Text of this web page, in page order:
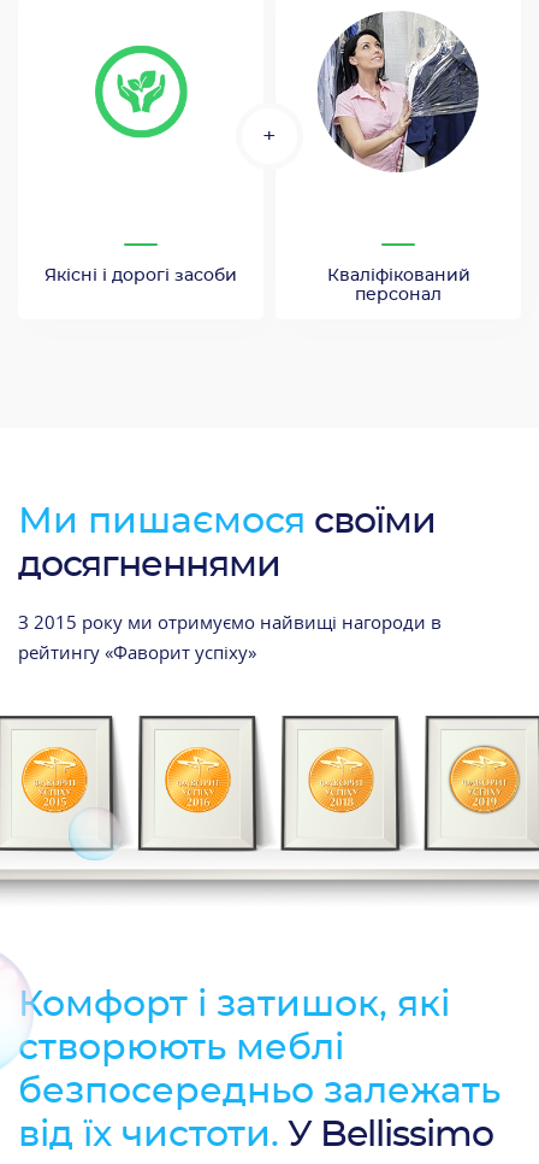
Якісні і дорогі засоби
+
Кваліфікований
персонал
Ми пишаємося своїми
досягненнями
З 2015 року ми отримуємо найвищі нагороди в
рейтингу «Фаворит успіху»
Комфорт і затишок, які
створюють меблі
безпосередньо залежать
від їх чистоти. У Bellissimo